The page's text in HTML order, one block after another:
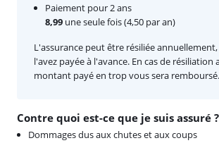
Contre quoi est-ce que je suis assuré ?
Dommages dus aux chutes et aux coups
Paiement pour 2 ans
8,99 une seule fois (4,50 par an)
L'assurance peut être résiliée
l'avez payée à l'avance. En cas de résiliation
montant payé en trop vous sera remboursé.